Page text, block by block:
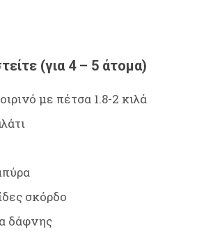
(για 4 – 5 άτομα)
με πέτσα 1.8-2 κιλά
σκόρδο
δάφνης